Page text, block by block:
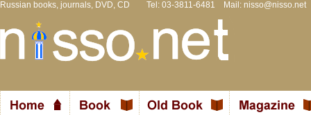
Russian books, journals, DVD, CD Tel: 03-3811-6481 Mail: nisso@nisso.net